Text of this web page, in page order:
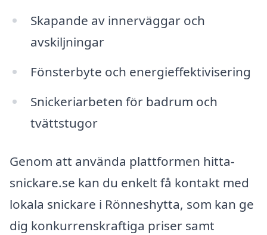
Skapande av innerväggar och
avskiljningar
Fönsterbyte och energieffektivisering
Snickeriarbeten för badrum och
tvättstugor
Genom att använda plattformen hitta-
snickare.se kan du enkelt få kontakt med
lokala snickare i Rönneshytta, som kan ge
dig konkurrenskraftiga priser samt